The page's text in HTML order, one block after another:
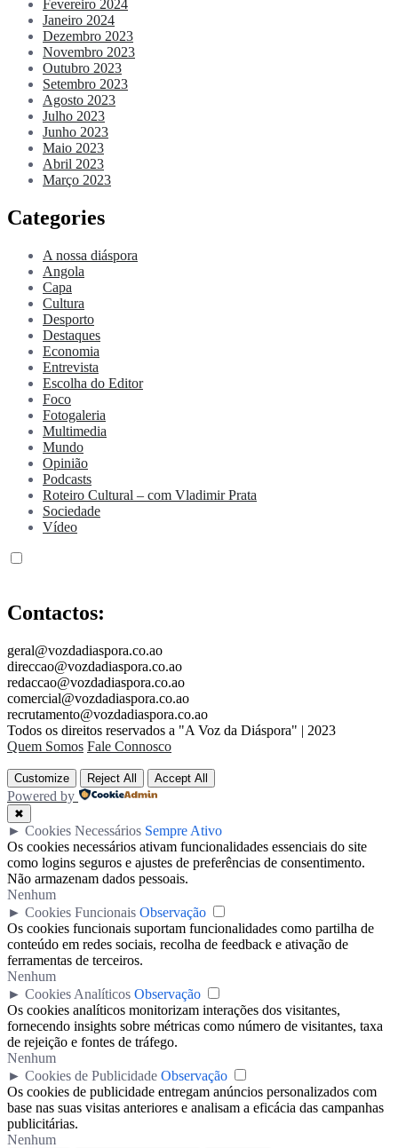
Fevereiro 2024
Janeiro 2024
Dezembro 2023
Novembro 2023
Outubro 2023
Setembro 2023
Agosto 2023
Julho 2023
Junho 2023
Maio 2023
Abril 2023
Março 2023
Categories
A nossa diáspora
Angola
Capa
Cultura
Desporto
Destaques
Economia
Entrevista
Escolha do Editor
Foco
Fotogaleria
Multimedia
Mundo
Opinião
Podcasts
Roteiro Cultural – com Vladimir Prata
Sociedade
Vídeo
Contactos:
geral@vozdadiaspora.co.ao
direccao@vozdadiaspora.co.ao
redaccao@vozdadiaspora.co.ao
comercial@vozdadiaspora.co.ao
recrutamento@vozdadiaspora.co.ao
Todos os direitos reservados a "A Voz da Diáspora" | 2023
Quem Somos Fale Connosco
Customize Reject All Accept All
Powered by
✖
► Cookies Necessários Sempre Ativo
Os cookies necessários ativam funcionalidades essenciais do site
como logins seguros e ajustes de preferências de consentimento.
Não armazenam dados pessoais.
Nenhum
► Cookies Funcionais Observação
Os cookies funcionais suportam funcionalidades como partilha de
conteúdo em redes sociais, recolha de feedback e ativação de
ferramentas de terceiros.
Nenhum
► Cookies Analíticos Observação
Os cookies analíticos monitorizam interações dos visitantes,
fornecendo insights sobre métricas como número de visitantes, taxa
de rejeição e fontes de tráfego.
Nenhum
► Cookies de Publicidade Observação
Os cookies de publicidade entregam anúncios personalizados com
base nas suas visitas anteriores e analisam a eficácia das campanhas
publicitárias.
Nenhum